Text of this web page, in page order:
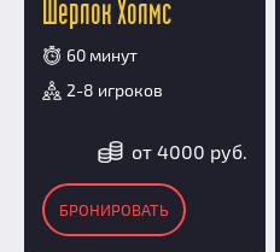
Шерлок Холмс
60 минут
2-8 игроков
от 4000 руб.
БРОНИРОВАТЬ